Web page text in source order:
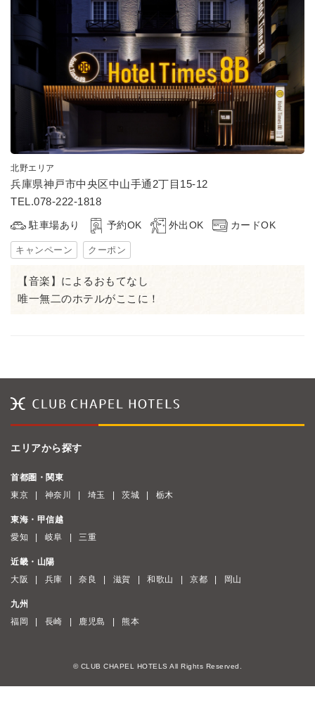
北野エリア
兵庫県神戸市中央区中山手通2丁目15-12
TEL.078-222-1818
駐車場あり 予約OK 外出OK カードOK
キャンペーン クーポン
【音楽】によるおもてなし
唯一無二のホテルがここに！
エリアから探す
首都圏・関東
東京
神奈川 埼玉 茨城 栃木
東海・甲信越
愛知
岐阜 三重
近畿・山陽
大阪
兵庫 奈良 滋賀 和歌山 京都 岡山
九州
福岡
長崎 鹿児島 熊本
© CLUB CHAPEL HOTELS All Rights Reserved.